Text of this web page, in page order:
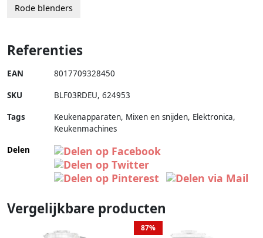
Rode blenders
Referenties
EAN 8017709328450
SKU BLF03RDEU, 624953
Tags
Keukenapparaten, Mixen en snijden, Elektronica,
Keukenmachines
Delen
Vergelijkbare producten
87%